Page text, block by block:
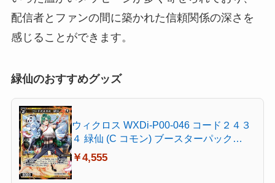
配信者とファンの間に築かれた信頼関係の深さを
感じることができます。
緑仙のおすすめグッズ
ウィクロス WXDi-P00-046 コード２４３
４ 緑仙 (C コモン) ブースターパック
INTERLUDE DIVA
￥4,555